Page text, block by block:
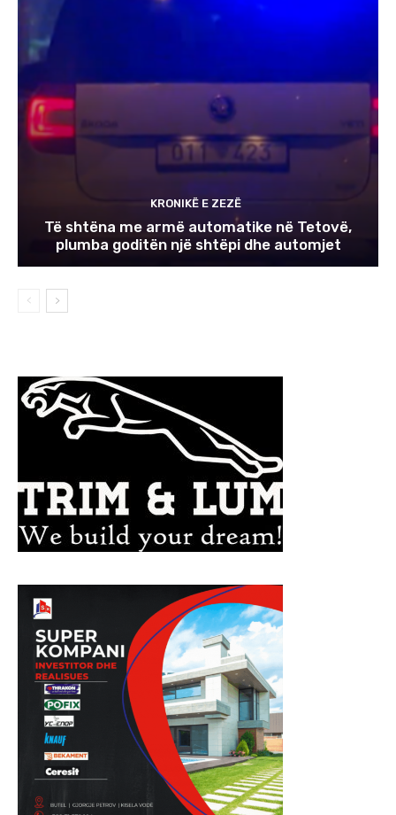
KRONIKË E ZEZË
Të shtëna me armë automatike në Tetovë,
plumba goditën një shtëpi dhe automjet